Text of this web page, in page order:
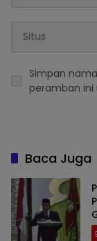
Simpan
peramban
Baca Juga